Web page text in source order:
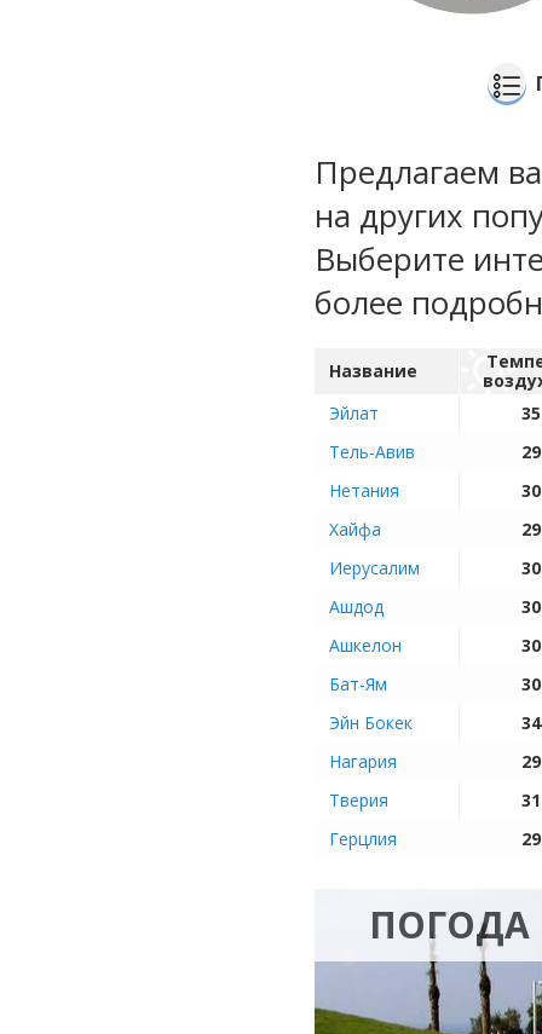
Предлагаем
на других
Выберите
более
Название
Эйлат
Тель-Авив
Нетания
Хайфа
Иерусалим
Ашдод
Ашкелон
Бат-Ям
Эйн Бокек
Нагария
Тверия
Герцлия